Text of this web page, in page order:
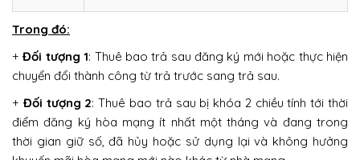
Trong đó:
+Đối tượng 1: Thuê bao trả sau đăng ký mới hoặc thực hiện
chuyển đổi thành công từ trả trước sang trả sau.
+ Đối tượng 2: Thuê bao trả sau bị khóa 2 chiều tính tới thời
điểm đăng ký hòa mạng ít nhất một tháng và đang trong
thời gian giữ số, đã hủy hoặc sử dụng lại và không hưởng